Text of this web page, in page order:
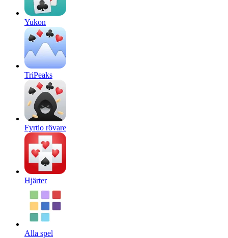
Yukon
TriPeaks
Fyrtio rövare
Hjärter
Alla spel